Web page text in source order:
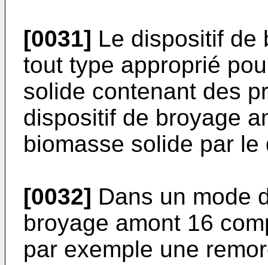
[0031] Le dispositif de
tout type approprié
solide contenant des
dispositif de broyage
biomasse solide par
[0032] Dans un mode
broyage amont 16
par exemple une